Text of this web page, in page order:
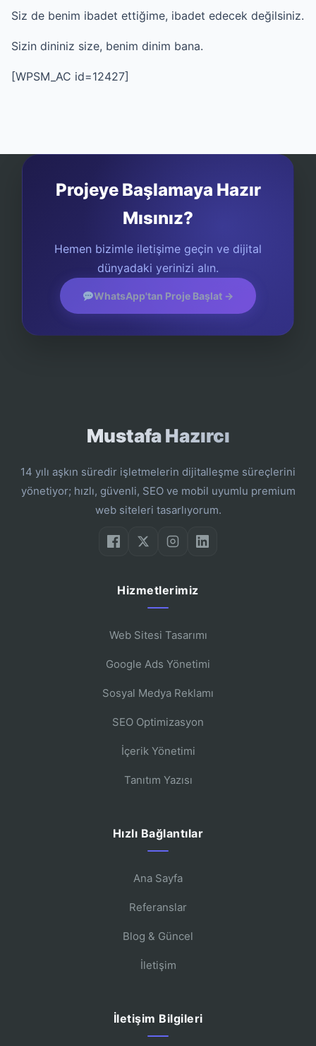
Siz de benim ibadet ettiğime, ibadet edecek değilsiniz.
Sizin dininiz size, benim dinim bana.
[WPSM_AC id=12427]
Projeye Başlamaya Hazır
Mısınız?
Hemen bizimle iletişime geçin ve dijital
dünyadaki yerinizi alın.
WhatsApp'tan Proje Başlat →
Mustafa Hazırcı
14 yılı aşkın süredir işletmelerin dijitalleşme süreçlerini
yönetiyor; hızlı, güvenli, SEO ve mobil uyumlu premium
web siteleri tasarlıyorum.
Hizmetlerimiz
Web Sitesi Tasarımı
Google Ads Yönetimi
Sosyal Medya Reklamı
SEO Optimizasyon
İçerik Yönetimi
Tanıtım Yazısı
Hızlı Bağlantılar
Ana Sayfa
Referanslar
Blog & Güncel
İletişim
İletişim Bilgileri